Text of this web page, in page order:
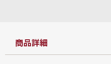
商品詳細